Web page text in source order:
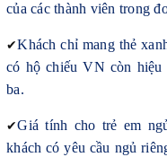
của các thành viên trong
✔Khách chỉ mang thẻ
có hộ chiếu VN còn
ba.
✔Giá tính cho trẻ em
khách có yêu cầu ngủ